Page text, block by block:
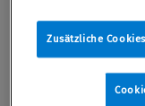
Johannes
& Climate
Österreich, wo
Zusätzliche